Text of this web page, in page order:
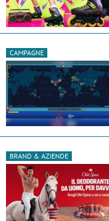
CAMPAGNE
BRAND & AZIENDE